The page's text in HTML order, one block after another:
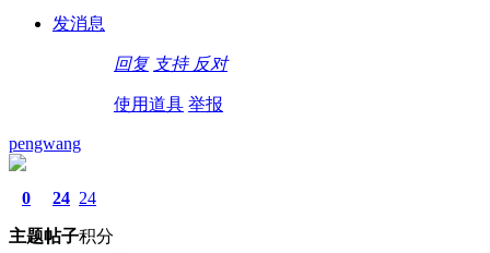
发消息
回复 支持 反对
使用道具 举报
pengwang
0
主题
24
帖子
24
积分